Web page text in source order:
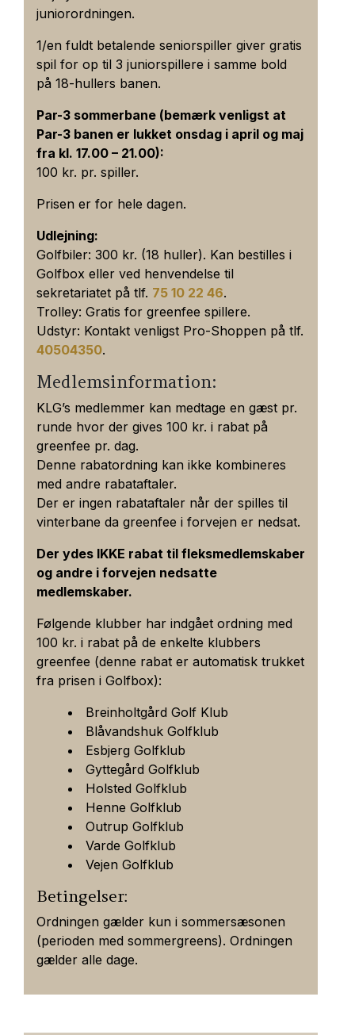
juniorordningen.
1/en fuldt betalende seniorspiller giver gratis
spil for op til 3 juniorspillere i samme bold
på 18-hullers banen.
Par-3 sommerbane (bemærk venligst at
Par-3 banen er lukket onsdag i april og maj
fra kl. 17.00 – 21.00):
100 kr. pr. spiller.
Prisen er for hele dagen.
Udlejning:
Golfbiler: 300 kr. (18 huller). Kan bestilles i
Golfbox eller ved henvendelse til
sekretariatet på tlf. 75 10 22 46.
Trolley: Gratis for greenfee spillere.
Udstyr: Kontakt venligst Pro-Shoppen på tlf.
40504350.
Medlemsinformation:
KLG’s medlemmer kan medtage en gæst pr.
runde hvor der gives 100 kr. i rabat på
greenfee pr. dag.
Denne rabatordning kan ikke kombineres
med andre rabataftaler.
Der er ingen rabataftaler når der spilles til
vinterbane da greenfee i forvejen er nedsat.
Der ydes IKKE rabat til fleksmedlemskaber
og andre i forvejen nedsatte
medlemskaber.
Følgende klubber har indgået ordning med
100 kr. i rabat på de enkelte klubbers
greenfee (denne rabat er automatisk trukket
fra prisen i Golfbox):
Breinholtgård Golf Klub
Blåvandshuk Golfklub
Esbjerg Golfklub
Gyttegård Golfklub
Holsted Golfklub
Henne Golfklub
Outrup Golfklub
Varde Golfklub
Vejen Golfklub
Betingelser:
Ordningen gælder kun i sommersæsonen
(perioden med sommergreens). Ordningen
gælder alle dage.